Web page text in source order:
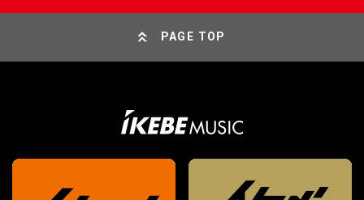
PAGE TOP